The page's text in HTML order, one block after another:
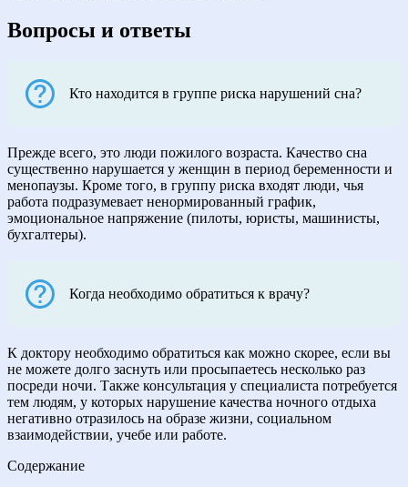
Вопросы и ответы
Кто находится в группе риска нарушений сна?
Прежде всего, это люди пожилого возраста. Качество сна
существенно нарушается у женщин в период беременности и
менопаузы. Кроме того, в группу риска входят люди, чья
работа подразумевает ненормированный график,
эмоциональное напряжение (пилоты, юристы, машинисты,
бухгалтеры).
Когда необходимо обратиться к врачу?
К доктору необходимо обратиться как можно скорее, если вы
не можете долго заснуть или просыпаетесь несколько раз
посреди ночи. Также консультация у специалиста потребуется
тем людям, у которых нарушение качества ночного отдыха
негативно отразилось на образе жизни, социальном
взаимодействии, учебе или работе.
Содержание